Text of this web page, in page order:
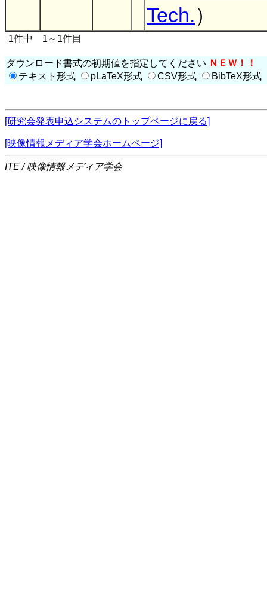
Tech.）
1件中 1～1件目
ダウンロード書式の初期値を指定してください ＮＥＷ！！
テキスト形式
pLaTeX形式 CSV形式 BibTeX形式
[研究会発表申込システムのトップページに戻る]
[映像情報メディア学会ホームページ]
ITE / 映像情報メディア学会